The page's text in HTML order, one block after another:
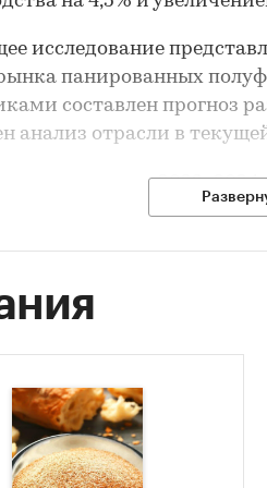
исследование
панированных
составлен прогноз
анализ отрасли в
исследования:2023–2024
рынок
рыбные, прочие), ценовые
ключевые
развития.